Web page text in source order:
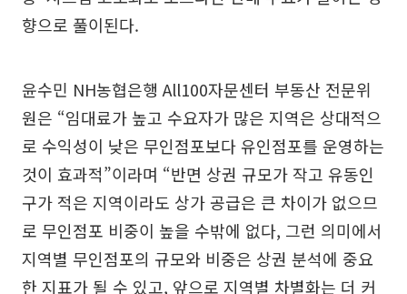
향으로 풀이된다.
윤수민 NH농협은행 All100자문센터 부동산 전문위
원은 “임대료가 높고 수요자가 많은 지역은 상대적으
로 수익성이 낮은 무인점포보다 유인점포를 운영하는
것이 효과적”이라며 “반면 상권 규모가 작고 유동인
구가 적은 지역이라도 상가 공급은 큰 차이가 없으므
로 무인점포 비중이 높을 수밖에 없다, 그런 의미에서
지역별 무인점포의 규모와 비중은 상권 분석에 중요
한 지표가 될 수 있고, 앞으로 지역별 차별화는 더 커